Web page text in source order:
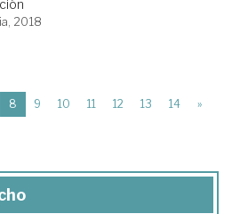
2018
8 (current)
9 10 11 12 13 14 »